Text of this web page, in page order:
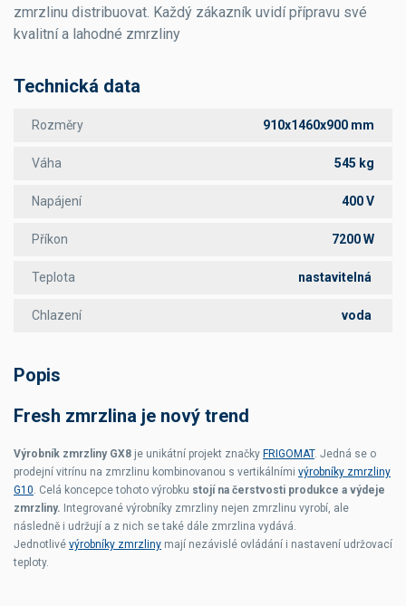
zmrzlinu distribuovat. Každý zákazník uvidí přípravu své
kvalitní a lahodné zmrzliny
Technická data
Rozměry 910x1460x900 mm
Váha 545 kg
Napájení 400 V
Příkon 7200 W
Teplota nastavitelná
Chlazení voda
Popis
Fresh zmrzlina je nový trend
Výrobník zmrzliny GX8 je unikátní projekt značky FRIGOMAT. Jedná se o
prodejní vitrínu na zmrzlinu kombinovanou s vertikálními výrobníky zmrzliny
G10. Celá koncepce tohoto výrobku stojí na čerstvosti produkce a výdeje
zmrzliny. Integrované výrobníky zmrzliny nejen zmrzlinu vyrobí, ale
následně i udržují a z nich se také dále zmrzlina vydává.
Jednotlivé výrobníky zmrzliny mají nezávislé ovládání i nastavení udržovací
teploty.